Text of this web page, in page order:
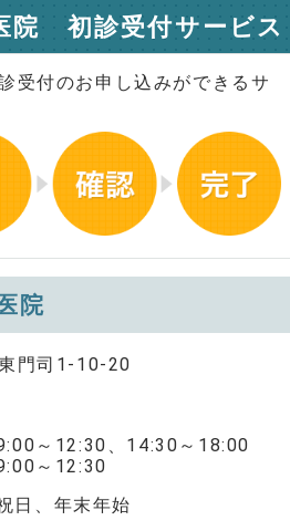
院 初診受付サービス
受付のお申し込みができるサ
院
門司1-10-20
～12:30、14:30～18:00
～12:30
日、年末年始